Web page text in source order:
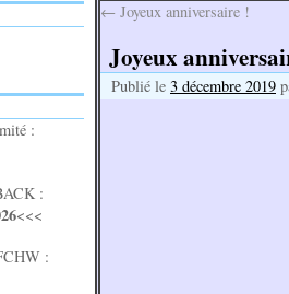
← Joyeux anniversaire !
Joyeux
Publié le 3 décembre 2019
:
:
<<<
: